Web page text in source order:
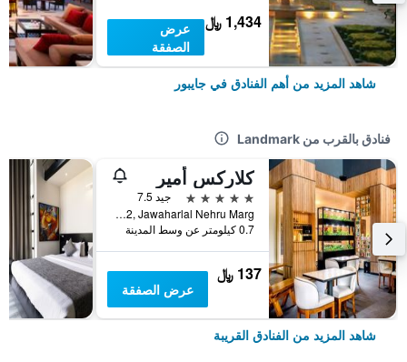
1,434 ﷼
عرض
الصفقة
شاهد المزيد من أهم الفنادق في جايبور
فنادق بالقرب من Landmark
كلاركس أمير
5 نجوم
جيد 7.5
Post Box No222, Jawaharlal Nehru Marg, جايبور, الهند
0.7 كيلومتر عن وسط المدينة
137 ﷼
عرض الصفقة
شاهد المزيد من الفنادق القريبة